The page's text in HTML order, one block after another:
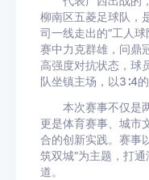
柳南区五菱足球队，
司一线走出的“工人球
赛中力克群雄，问鼎
高强度对抗状态，球
队坐镇主场，以3∶4
本次赛事不仅是两
更是体育赛事、城市
合的创新实践。赛事
筑双城”为主题，打
道。